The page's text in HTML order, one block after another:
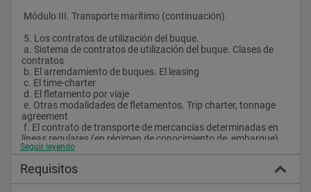
Módulo III. Transporte marítimo (continuación)
5. Los contratos de utilización del buque.
contratos
b. El arrendamiento de buques. El leasing
c. El time-charter
d. El fletamento por viaje
agreement
líneas regulares (en régimen de conocimiento de  embarque)
g. Otros contratos de utilización del buque: El contrato de
El contrato de pasaje
Seguir leyendo
Requisitos